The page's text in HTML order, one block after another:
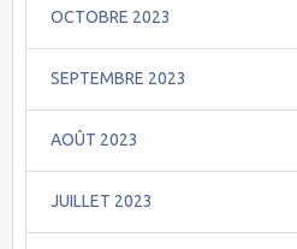
OCTOBRE 2023
SEPTEMBRE 2023
AOÛT 2023
JUILLET 2023